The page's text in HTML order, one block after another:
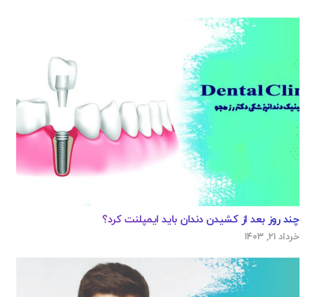
چند روز بعد از کشیدن دندان باید ایمپلنت کرد؟
خرداد ۲۱, ۱۴۰۳